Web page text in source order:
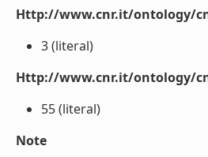
Http://www.cnr.it/ontology/
3 (literal)
Http://www.cnr.it/ontology/
55 (literal)
Note